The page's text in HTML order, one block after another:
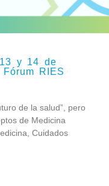
y 14 de
RIES
de la salud”, pero
de Medicina
Cuidados